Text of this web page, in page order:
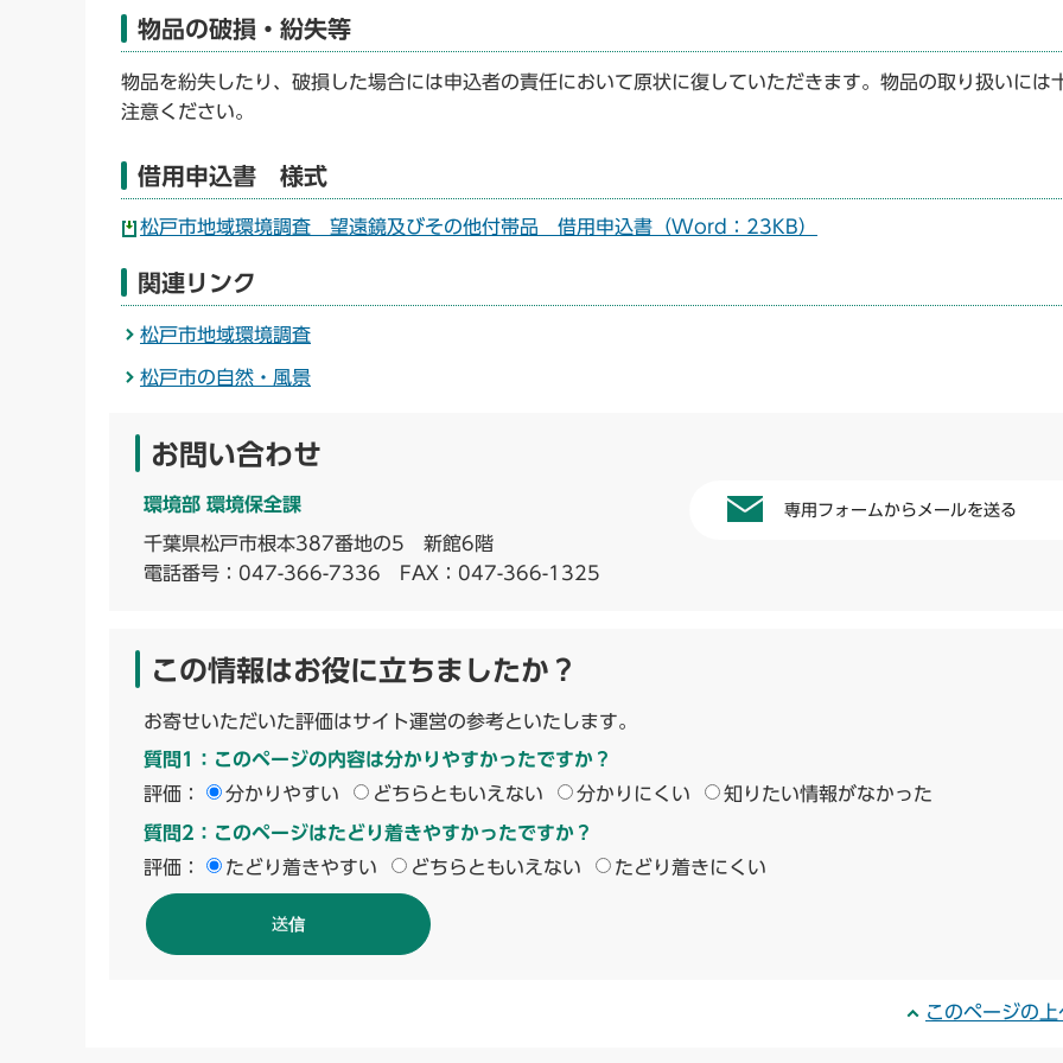
物品の破損・紛失等
物品を紛失したり、破損した場合には申込者の責任において原状に復していただきます。物品の取り扱いには
注意ください。
借用申込書 様式
松戸市地域環境調査 望遠鏡及びその他付帯品 借用申込書（Word：23KB）
関連リンク
松戸市地域環境調査
松戸市の自然・風景
お問い合わせ
環境部 環境保全課
千葉県松戸市根本387番地の5 新館6階
電話番号： 047-366-7336 FAX：047-366-1325
専用フォームからメールを送る
この情報はお役に立ちましたか？
お寄せいただいた評価はサイト運営の参考といたします。
質問1：このページの内容は分かりやすかったですか？
評価：
分かりやすい どちらともいえない 分かりにくい 知りたい情報がなかった
質問2：このページはたどり着きやすかったですか？
評価：
たどり着きやすい どちらともいえない たどり着きにくい
このページの上